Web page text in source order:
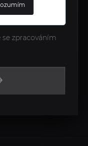
zpracováním